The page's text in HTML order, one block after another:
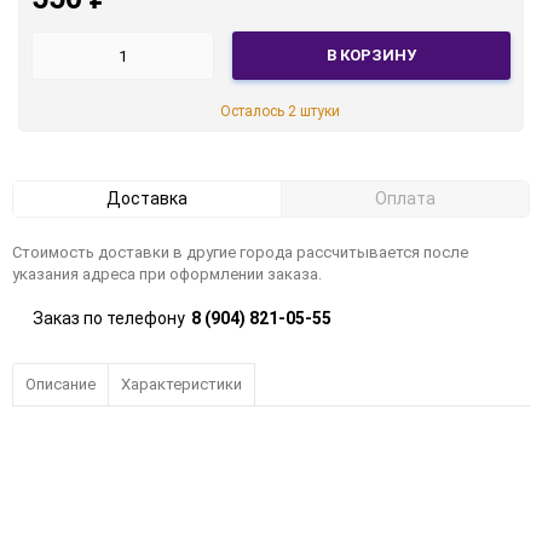
В КОРЗИНУ
Осталось 2 штуки
Доставка Оплата
Стоимость доставки в другие города рассчитывается после
указания адреса при оформлении заказа.
Заказ по телефону 8 (904) 821-05-55
Описание Характеристики